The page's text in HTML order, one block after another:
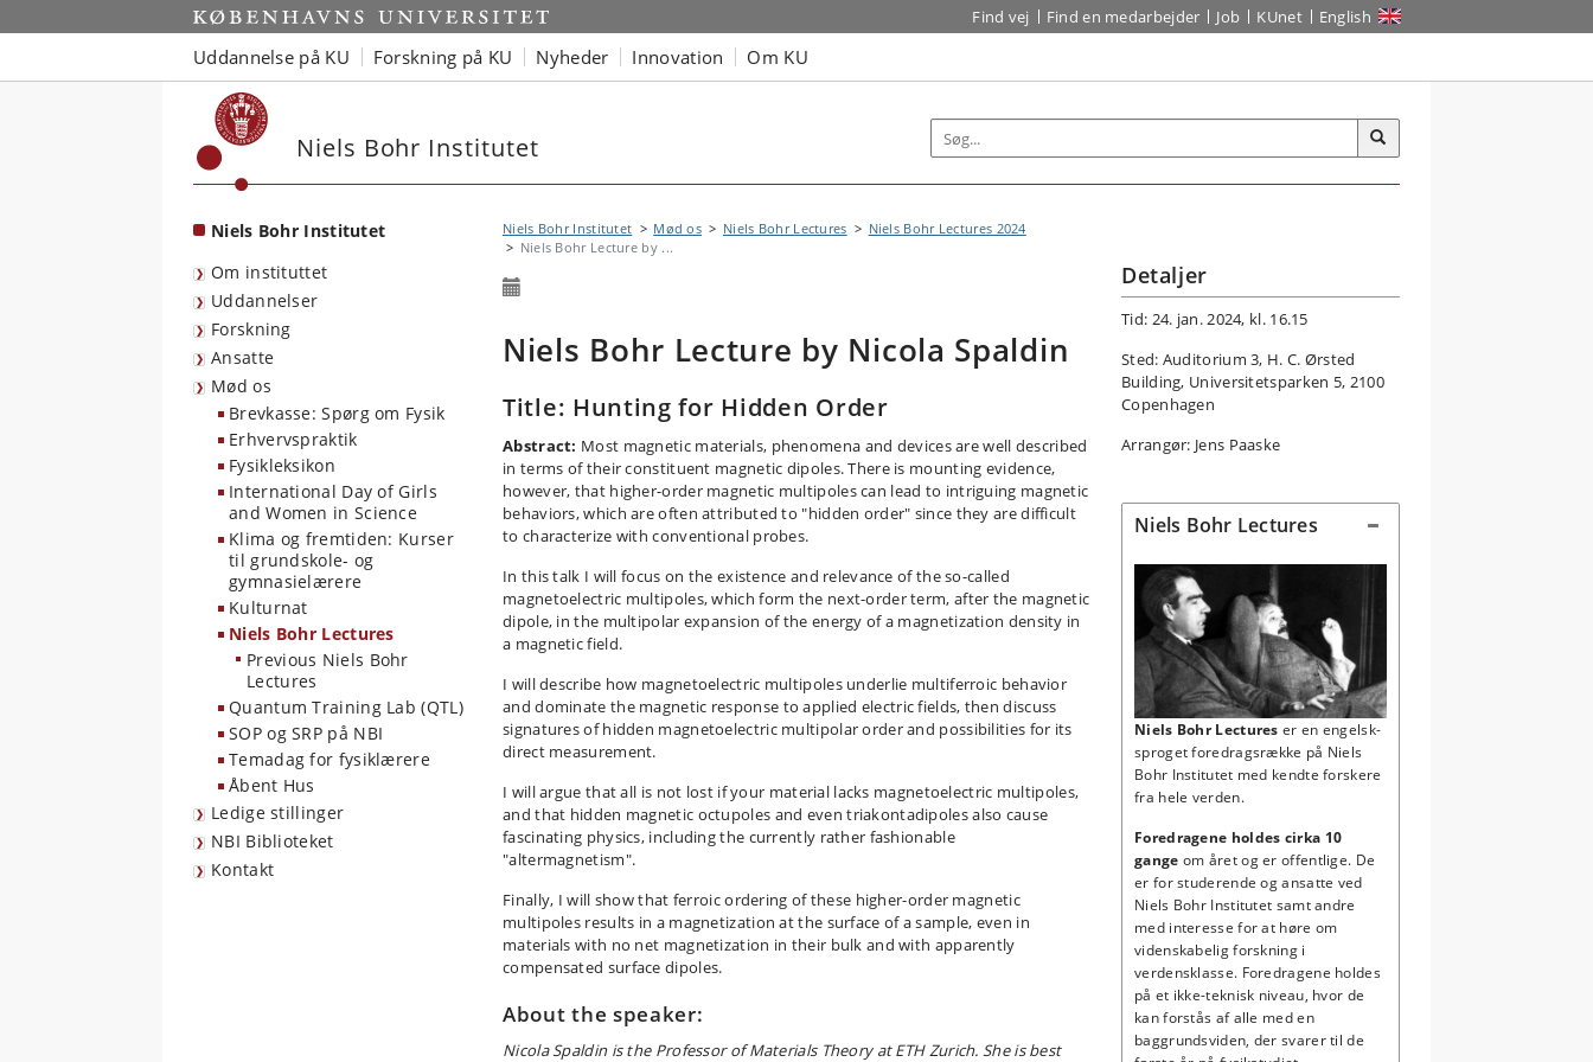
Start Find vej Find en medarbejder Job KUnet English
Uddannelse på KU Forskning på KU Nyheder Innovation Om KU
Niels Bohr Institutet
Niels Bohr Institutet
Om instituttet
Uddannelser
Forskning
Ansatte
Mød os
Brevkasse: Spørg om Fysik
Erhvervspraktik
Fysikleksikon
International Day of Girls
and Women in Science
Klima og fremtiden: Kurser
til grundskole- og
gymnasielærere
Kulturnat
Niels Bohr Lectures
Previous Niels Bohr
Lectures
Quantum Training Lab (QTL)
SOP og SRP på NBI
Temadag for fysiklærere
Åbent Hus
Ledige stillinger
NBI Biblioteket
Kontakt
Niels Bohr Institutet Mød os Niels Bohr Lectures
Niels Bohr Lectures 2024
Niels Bohr Lecture by ...
Niels Bohr Lecture by Nicola Spaldin
Title: Hunting for Hidden Order
Abstract: Most magnetic materials, phenomena and devices are well described
in terms of their constituent magnetic dipoles. There is mounting evidence,
however, that higher-order magnetic multipoles can lead to intriguing magnetic
behaviors, which are often attributed to "hidden order" since they are difficult
to characterize with conventional probes.
In this talk I will focus on the existence and relevance of the so-called
magnetoelectric multipoles, which form the next-order term, after the magnetic
dipole, in the multipolar expansion of the energy of a magnetization density in
a magnetic field.
I will describe how magnetoelectric multipoles underlie multiferroic behavior
and dominate the magnetic response to applied electric fields, then discuss
signatures of hidden magnetoelectric multipolar order and possibilities for its
direct measurement.
I will argue that all is not lost if your material lacks magnetoelectric multipoles,
and that hidden magnetic octupoles and even triakontadipoles also cause
fascinating physics, including the currently rather fashionable
"altermagnetism".
Finally, I will show that ferroic ordering of these higher-order magnetic
multipoles results in a magnetization at the surface of a sample, even in
materials with no net magnetization in their bulk and with apparently
compensated surface dipoles.
About the speaker:
Nicola Spaldin is the Professor of Materials Theory at ETH Zurich. She is best
Detaljer
Tid: 24. jan. 2024, kl. 16.15
Sted: Auditorium 3, H. C. Ørsted
Building, Universitetsparken 5, 2100
Copenhagen
Arrangør: Jens Paaske
Niels Bohr Lectures
Niels Bohr Lectures er en engelsk-
sproget foredragsrække på Niels
Bohr Institutet med kendte forskere
fra hele verden.
Foredragene holdes cirka 10
gange om året og er offentlige. De
er for studerende og ansatte ved
Niels Bohr Institutet samt andre
med interesse for at høre om
videnskabelig forskning i
verdensklasse. Foredragene holdes
på et ikke-teknisk niveau, hvor de
kan forstås af alle med en
baggrundsviden, der svarer til de